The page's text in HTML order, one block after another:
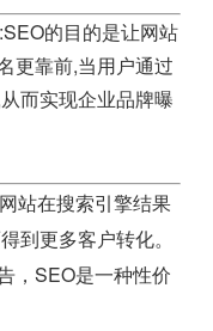
:SEO的目的是让网站
更靠前,当用户通过
而实现企业品牌曝
站在搜索引擎结果
到更多客户转化。
，SEO是一种性价